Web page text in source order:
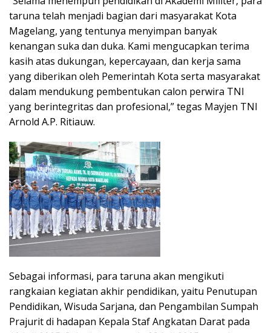
taruna telah menjadi bagian dari masyarakat Kota
Magelang, yang tentunya menyimpan banyak
kenangan suka dan duka. Kami mengucapkan terima
kasih atas dukungan, kepercayaan, dan kerja sama
yang diberikan oleh Pemerintah Kota serta masyarakat
dalam mendukung pembentukan calon perwira TNI
yang berintegritas dan profesional,” tegas Mayjen TNI
Arnold A.P. Ritiauw.
Sebagai informasi, para taruna akan mengikuti
rangkaian kegiatan akhir pendidikan, yaitu Penutupan
Pendidikan, Wisuda Sarjana, dan Pengambilan Sumpah
Prajurit di hadapan Kepala Staf Angkatan Darat pada